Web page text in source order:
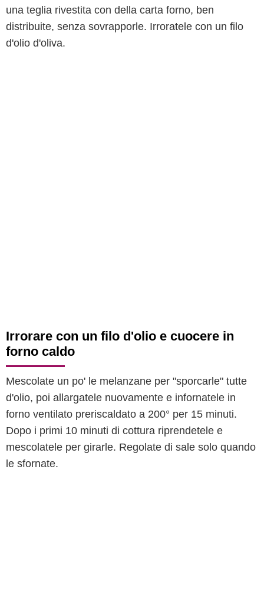
una teglia rivestita con della carta forno, ben
distribuite, senza sovrapporle. Irroratele con un filo
d'olio d'oliva.
Irrorare con un filo d'olio e cuocere in
forno caldo
Mescolate un po' le melanzane per "sporcarle" tutte
d'olio, poi allargatele nuovamente e infornatele in
forno ventilato preriscaldato a 200° per 15 minuti.
Dopo i primi 10 minuti di cottura riprendetele e
mescolatele per girarle. Regolate di sale solo quando
le sfornate.